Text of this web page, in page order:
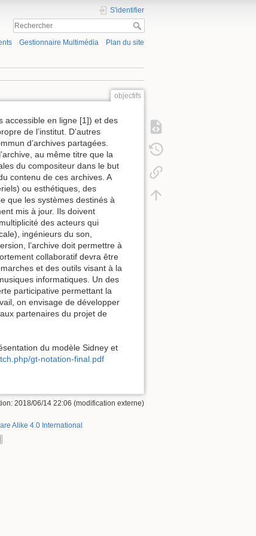
S'identifier
Gestionnaire Multimédia Plan du site
objectifs
accessible en ligne [1]) et des
de l’institut. D’autres
d’archives partagées.
au même titre que la
du compositeur dans le but
contenu de ces archives. A
ou esthétiques, des
que les systèmes destinés à
mis à jour. Ils doivent
des acteurs qui
ingénieurs du son,
l’archive doit permettre à
collaboratif devra être
et des outils visant à la
informatiques. Un des
participative permettant la
on envisage de développer
partenaires du projet de
du modèle Sidney et
gt-notation-final.pdf
2018/06/14 22:06 (modification externe)
Alike 4.0 International